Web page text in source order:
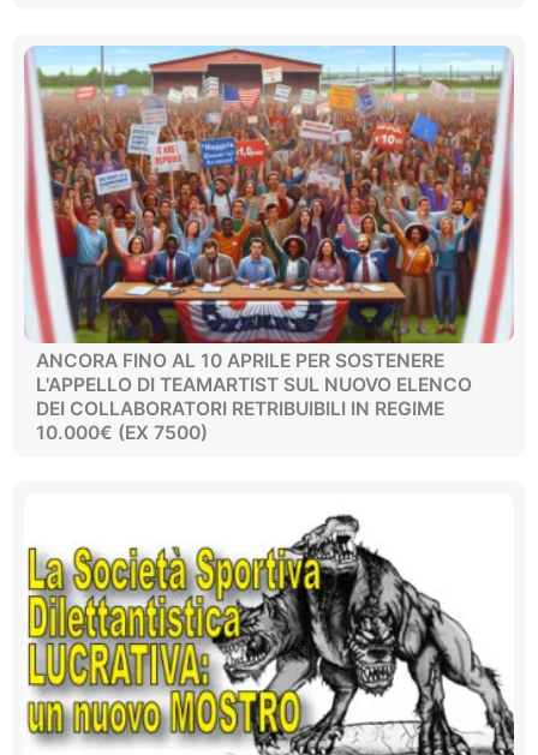
ANCORA FINO AL 10 APRILE PER SOSTENERE
L'APPELLO DI TEAMARTIST SUL NUOVO ELENCO
DEI COLLABORATORI RETRIBUIBILI IN REGIME
10.000€ (EX 7500)